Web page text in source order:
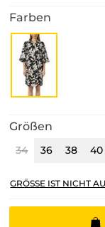
Farben
Größen
34 36 38 40
GRÖSSE IST NICHT